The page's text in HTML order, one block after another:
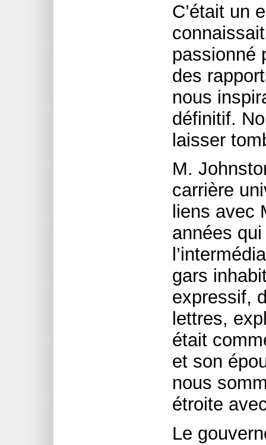
C’était un
passionné
des
nous
définitif.
laisser
M.
carrière
liens avec
années
gars
expressif,
lettres,
était
et son
nous
étroite
Le